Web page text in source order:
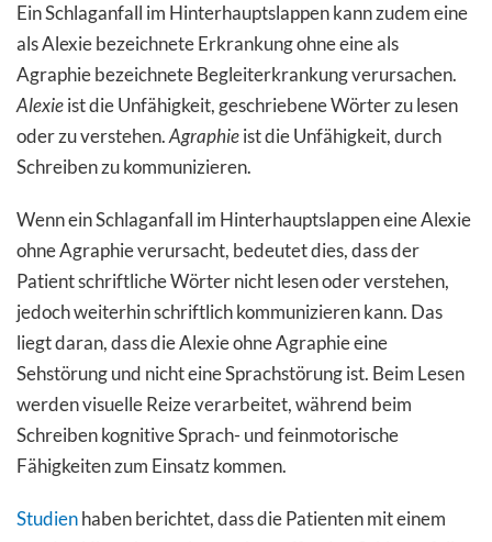
Ein Schlaganfall im Hinterhauptslappen kann zudem eine
als Alexie bezeichnete Erkrankung ohne eine als
Agraphie bezeichnete Begleiterkrankung verursachen.
Alexieist die Unfähigkeit, geschriebene Wörter zu lesen
oder zu verstehen.Agraphieist die Unfähigkeit, durch
Schreiben zu kommunizieren.
Wenn ein Schlaganfall im Hinterhauptslappen eine Alexie
ohne Agraphie verursacht, bedeutet dies, dass der
Patient schriftliche Wörter nicht lesen oder verstehen,
jedoch weiterhin schriftlich kommunizieren kann. Das
liegt daran, dass die Alexie ohne Agraphie eine
Sehstörung und nicht eine Sprachstörung ist. Beim Lesen
werden visuelle Reize verarbeitet, während beim
Schreiben kognitive Sprach- und feinmotorische
Fähigkeiten zum Einsatz kommen.
Studienhaben berichtet, dass die Patienten mit einem